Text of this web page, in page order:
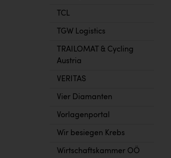
TCL
TGW Logistics
TRAILOMAT & Cycling
Austria
VERITAS
Vier Diamanten
Vorlagenportal
Wir besiegen Krebs
Wirtschaftskammer OÖ